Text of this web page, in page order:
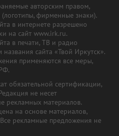
авторским правом,
фирменные знаки).
в интернете разрешено
на сайт www.irk.ru.
в печати, ТВ и радио
сайта «Твой Иркутск».
применяются все меры,
обязательной сертификации,
не несет
рекламных материалов.
на основе материалов,
рекламные предложения не